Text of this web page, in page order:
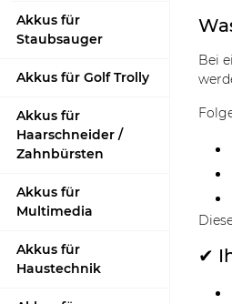
Bei
✔
Akkus für
Staubsauger
Akkus für Golf Trolly
Akkus für
Haarschneider /
Zahnbürsten
Akkus für
Multimedia
Akkus für
Haustechnik